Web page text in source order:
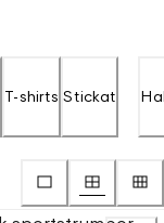
T-shirts Stickat